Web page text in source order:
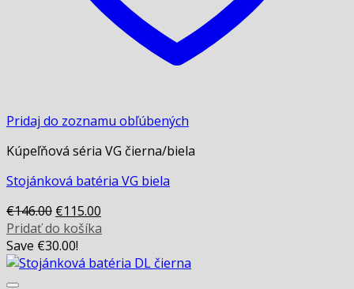
Pridaj do zoznamu obľúbených
Kúpeľňová séria VG čierna/biela
Stojánková batéria VG biela
€146.00 Original
price
was:
€146.00.
€115.00
price
€115.00.
Pridať do košíka
Save €30.00!